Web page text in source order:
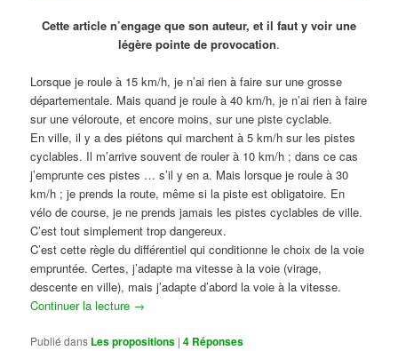
Cette article n’engage que son auteur, et il faut y voir une
légère pointe de provocation.
Lorsque je roule à 15 km/h, je n’ai rien à faire sur une grosse
départementale. Mais quand je roule à 40 km/h, je n’ai rien à faire
sur une véloroute, et encore moins, sur une piste cyclable.
En ville, il y a des piétons qui marchent à 5 km/h sur les pistes
cyclables. Il m’arrive souvent de rouler à 10 km/h ; dans ce cas
j’emprunte ces pistes … s’il y en a. Mais lorsque je roule à 30
km/h ; je prends la route, même si la piste est obligatoire. En
vélo de course, je ne prends jamais les pistes cyclables de ville.
C’est tout simplement trop dangereux.
C’est cette règle du différentiel qui conditionne le choix de la voie
empruntée. Certes, j’adapte ma vitesse à la voie (virage,
descente en ville), mais j’adapte d’abord la voie à la vitesse.
Continuer la lecture →
Publié dans Les propositions |4 Réponses